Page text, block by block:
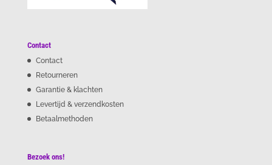
Contact
Contact
Retourneren
Garantie & klachten
Levertijd & verzendkosten
Betaalmethoden
Bezoek ons!